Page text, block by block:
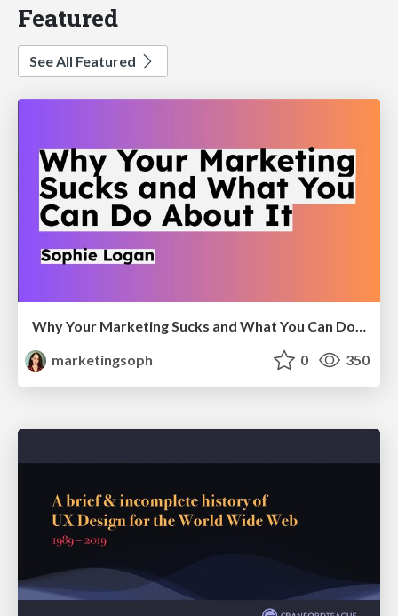
Featured
See All Featured
Why Your Marketing Sucks and What You Can Do About It - Sophie Logan
marketingsoph
0 350